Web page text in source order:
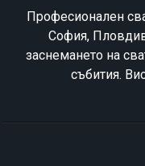
Професионален
София, Пловдив
заснемането на
събития.